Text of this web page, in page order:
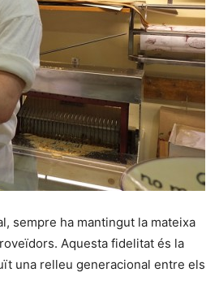
sempre ha mantingut la mateixa
Aquesta fidelitat és la
una relleu generacional entre els